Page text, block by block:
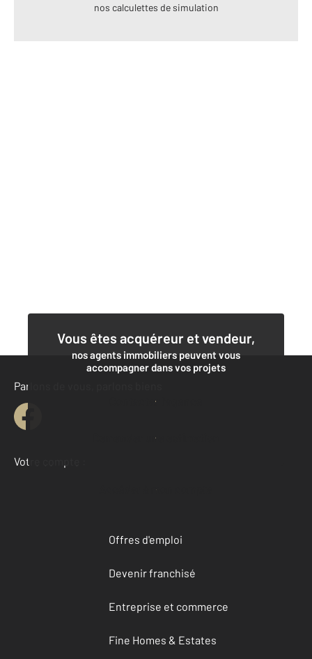
nos calculettes de simulation
Vous êtes acquéreur et vendeur,
nos agents immobiliers peuvent vous
accompagner dans vos projets
Contacter l'agence
Demander une estimation
Parlons de vous, parlons biens
Votre compte :
Accéder à mon compte
Offres d'emploi
Devenir franchisé
Entreprise et commerce
Fine Homes & Estates